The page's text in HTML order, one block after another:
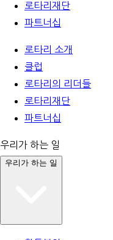
로타리재단
파트너십
로타리 소개
클럽
로타리의 리더들
로타리재단
파트너십
우리가 하는 일
우리가 하는 일